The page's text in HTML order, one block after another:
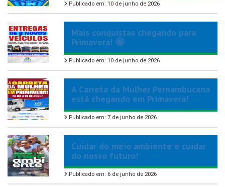
Publicado em: 10 de junho de 2026
Mais conquistas chegando para
Primavera! 🤩
Publicado em: 10 de junho de 2026
A Carreta da Mulher Pernambucana
está chegando em Primavera!
Publicado em: 7 de junho de 2026
Cuidar do meio ambiente é cuidar
do nosso futuro!
Publicado em: 6 de junho de 2026